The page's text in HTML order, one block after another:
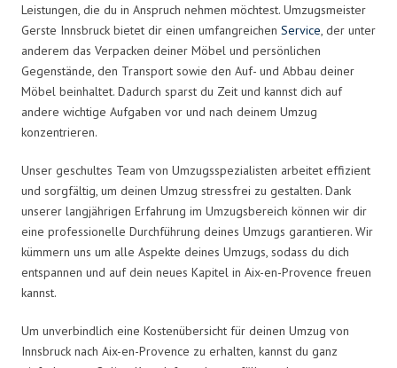
Leistungen, die du in Anspruch nehmen möchtest. Umzugsmeister
Gerste Innsbruck bietet dir einen umfangreichen Service, der unter
anderem das Verpacken deiner Möbel und persönlichen
Gegenstände, den Transport sowie den Auf- und Abbau deiner
Möbel beinhaltet. Dadurch sparst du Zeit und kannst dich auf
andere wichtige Aufgaben vor und nach deinem Umzug
konzentrieren.
Unser geschultes Team von Umzugsspezialisten arbeitet effizient
und sorgfältig, um deinen Umzug stressfrei zu gestalten. Dank
unserer langjährigen Erfahrung im Umzugsbereich können wir dir
eine professionelle Durchführung deines Umzugs garantieren. Wir
kümmern uns um alle Aspekte deines Umzugs, sodass du dich
entspannen und auf dein neues Kapitel in Aix-en-Provence freuen
kannst.
Um unverbindlich eine Kostenübersicht für deinen Umzug von
Innsbruck nach Aix-en-Provence zu erhalten, kannst du ganz